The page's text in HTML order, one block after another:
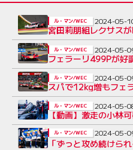
宮田莉朋組レクサス
ル・マン/WEC 2024-05-
フェラーリ499Pが好
ル・マン/WEC 2024-05-
スパで12kg増もフェ
ル・マン/WEC 2024-05-
【動画】激走の小林
ル・マン/WEC 2024-05-
「ずっと攻め続けら
ル・マン/WEC 2024-05-